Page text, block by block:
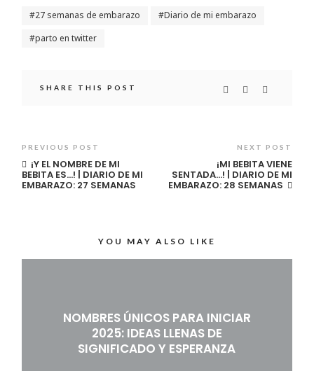
27 semanas de embarazo
Diario de mi embarazo
parto en twitter
SHARE THIS POST
PREVIOUS POST
¡Y EL NOMBRE DE MI
BEBITA ES…! | DIARIO DE MI
EMBARAZO: 27 SEMANAS
NEXT POST
¡MI BEBITA VIENE
SENTADA…! | DIARIO DE MI
EMBARAZO: 28 SEMANAS
YOU MAY ALSO LIKE
NOMBRES ÚNICOS PARA INICIAR
2025: IDEAS LLENAS DE
SIGNIFICADO Y ESPERANZA